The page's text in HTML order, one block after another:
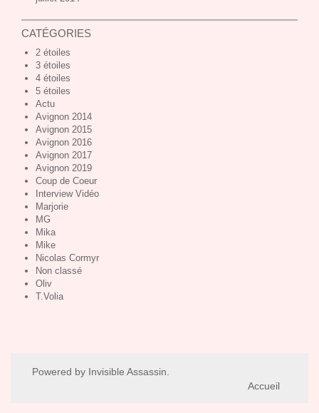
CATÉGORIES
2 étoiles
3 étoiles
4 étoiles
5 étoiles
Actu
Avignon 2014
Avignon 2015
Avignon 2016
Avignon 2017
Avignon 2019
Coup de Coeur
Interview Vidéo
Marjorie
MG
Mika
Mike
Nicolas Cormyr
Non classé
Oliv
T.Volia
Powered by Invisible Assassin
Accueil